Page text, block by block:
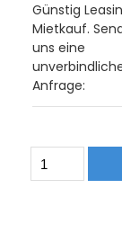
Günstig
Mietkauf.
uns eine
Anfrage: